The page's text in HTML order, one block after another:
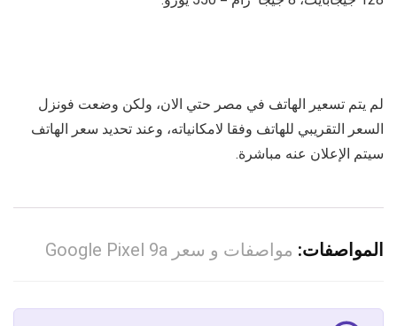
لم يتم تسعير الهاتف في مصر حتي الان، ولكن وضعت فونزل
السعر التقريبي للهاتف وفقا لامكانياته، وعند تحديد سعر الهاتف
سيتم الإعلان عنه مباشرة.
المواصفات: مواصفات و سعر Google Pixel 9a